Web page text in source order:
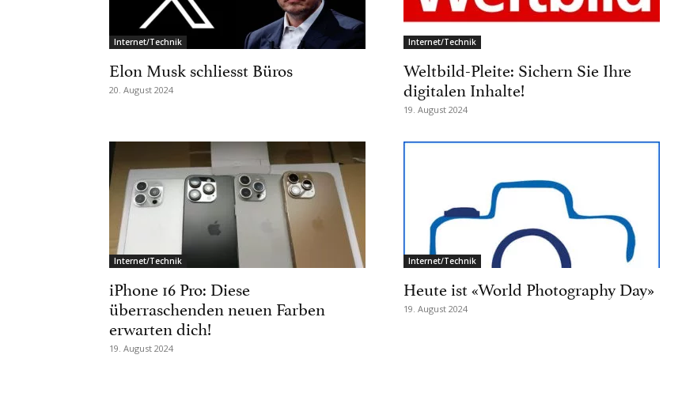
Internet/Technik
Elon Musk schliesst Büros
20. August 2024
Internet/Technik
Weltbild-Pleite: Sichern Sie Ihre
digitalen Inhalte!
19. August 2024
Internet/Technik
iPhone 16 Pro: Diese
überraschenden neuen Farben
erwarten dich!
19. August 2024
Internet/Technik
Heute ist «World Photography Day»
19. August 2024